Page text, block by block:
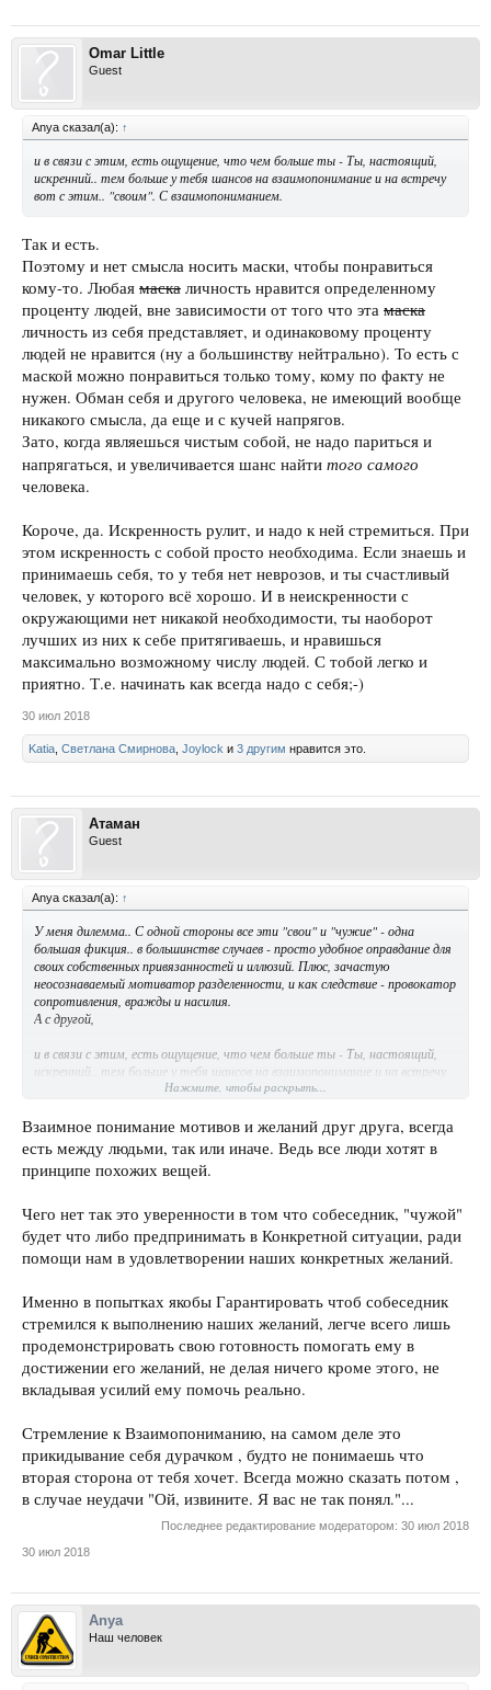
Omar Little
Guest
Anya сказал(а): ↑
и в связи с этим, есть ощущение, что чем больше ты - Ты, настоящий,
искренний.. тем больше у тебя шансов на взаимопонимание и на встречу
вот с этим.. "своим". С взаимопониманием.
Так и есть.
Поэтому и нет смысла носить маски, чтобы понравиться
кому-то. Любая маска личность нравится определенному
проценту людей, вне зависимости от того что эта маска
личность из себя представляет, и одинаковому проценту
людей не нравится (ну а большинству нейтрально). То есть с
маской можно понравиться только тому, кому по факту не
нужен. Обман себя и другого человека, не имеющий вообще
никакого смысла, да еще и с кучей напрягов.
Зато, когда являешься чистым собой, не надо париться и
напрягаться, и увеличивается шанс найти того самого
человека.
Короче, да. Искренность рулит, и надо к ней стремиться. При
этом искренность с собой просто необходима. Если знаешь и
принимаешь себя, то у тебя нет неврозов, и ты счастливый
человек, у которого всё хорошо. И в неискренности с
окружающими нет никакой необходимости, ты наоборот
лучших из них к себе притягиваешь, и нравишься
максимально возможному числу людей. С тобой легко и
приятно. Т.е. начинать как всегда надо с себя;-)
30 июл 2018
Katia Светлана Смирнова Joylock и 3 другим нравится это.
Атаман
Guest
Anya сказал(а): ↑
У меня дилемма.. С одной стороны все эти "свои" и "чужие" - одна
большая фикция.. в большинстве случаев - просто удобное оправдание для
своих собственных привязанностей и иллюзий. Плюс, зачастую
неосознаваемый мотиватор разделенности, и как следствие - провокатор
сопротивления, вражды и насилия.
А с другой,
и в связи с этим, есть ощущение, что чем больше ты - Ты, настоящий,
искренний.. тем больше у тебя шансов на взаимопонимание и на встречу
вот с этим.. "своим". С взаимопониманием. Или нет?..
Расскажите мне плиз, что вы думаете?..
Нажмите, чтобы раскрыть...
Взаимное понимание мотивов и желаний друг друга, всегда
есть между людьми, так или иначе. Ведь все люди хотят в
принципе похожих вещей.
Чего нет так это уверенности в том что собеседник, "чужой"
будет что либо предпринимать в Конкретной ситуации, ради
помощи нам в удовлетворении наших конкретных желаний.
Именно в попытках якобы Гарантировать чтоб собеседник
стремился к выполнению наших желаний, легче всего лишь
продемонстрировать свою готовность помогать ему в
достижении его желаний, не делая ничего кроме этого, не
вкладывая усилий ему помочь реально.
Стремление к Взаимопониманию, на самом деле это
прикидывание себя дурачком , будто не понимаешь что
вторая сторона от тебя хочет. Всегда можно сказать потом ,
в случае неудачи "Ой, извините. Я вас не так понял."...
Последнее редактирование модератором: 30 июл 2018
30 июл 2018
Anya
Наш человек